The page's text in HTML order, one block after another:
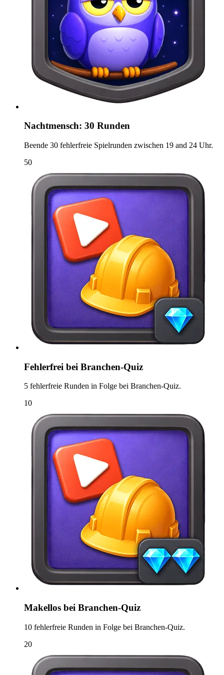
Nachtmensch: 30 Runden
Beende 30 fehlerfreie Spielrunden zwischen 19 and 24 Uhr.
50
Fehlerfrei bei Branchen-Quiz
5 fehlerfreie Runden in Folge bei Branchen-Quiz.
10
Makellos bei Branchen-Quiz
10 fehlerfreie Runden in Folge bei Branchen-Quiz.
20